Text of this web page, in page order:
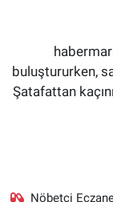
buluştururken,
Şatafattan
Nöbetçi